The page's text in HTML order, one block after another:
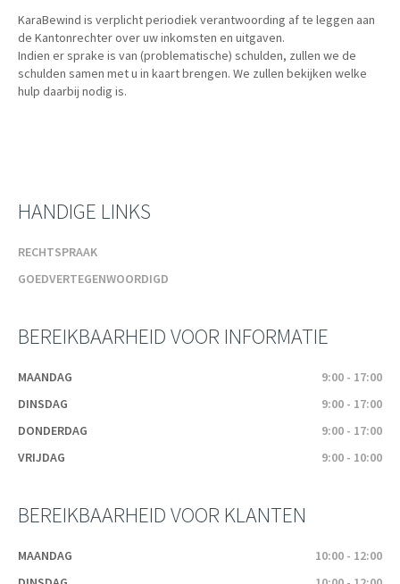
KaraBewind is verplicht periodiek verantwoording af te leggen aan
de Kantonrechter over uw inkomsten en uitgaven.
Indien er sprake is van (problematische) schulden, zullen we de
schulden samen met u in kaart brengen. We zullen bekijken welke
hulp daarbij nodig is.
HANDIGE LINKS
RECHTSPRAAK
GOEDVERTEGENWOORDIGD
BEREIKBAARHEID VOOR INFORMATIE
MAANDAG
9:00 - 17:00
DINSDAG
9:00 - 17:00
DONDERDAG
9:00 - 17:00
VRIJDAG
9:00 - 10:00
BEREIKBAARHEID VOOR KLANTEN
MAANDAG
10:00 - 12:00